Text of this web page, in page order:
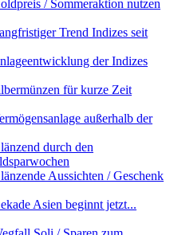
/ Sommeraktion nutzen
Trend Indizes seit
der Indizes
für kurze Zeit
außerhalb der
durch den
Aussichten / Geschenk
Asien beginnt jetzt...